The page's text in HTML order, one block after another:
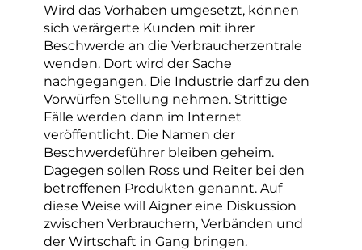
Wird das Vorhaben umgesetzt, können
sich verärgerte Kunden mit ihrer
Beschwerde an die Verbraucherzentrale
wenden. Dort wird der Sache
nachgegangen. Die Industrie darf zu den
Vorwürfen Stellung nehmen. Strittige
Fälle werden dann im Internet
veröffentlicht. Die Namen der
Beschwerdeführer bleiben geheim.
Dagegen sollen Ross und Reiter bei den
betroffenen Produkten genannt. Auf
diese Weise will Aigner eine Diskussion
zwischen Verbrauchern, Verbänden und
der Wirtschaft in Gang bringen.